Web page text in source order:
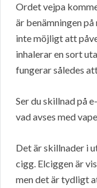
Ordet vejpa
är benämningen
inte möjligt att
inhalerar en sort
fungerar således
Ser du skillnad på
vad avses med
Det är skillnader i
cigg. Elciggen är
men det är tydligt